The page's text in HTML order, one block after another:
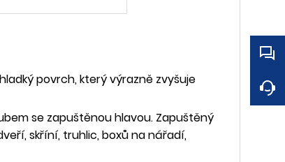
povrch, který výrazně zvyšuje
se zapuštěnou hlavou. Zapuštěný
skříní, truhlic, boxů na nářadí,